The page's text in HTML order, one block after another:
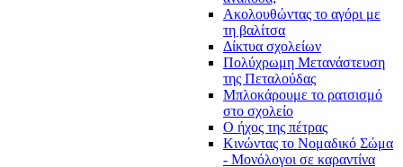
Ακολουθώντας το αγόρι με
τη βαλίτσα
Δίκτυα σχολείων
Πολύχρωμη Μετανάστευση
της Πεταλούδας
Μπλοκάρουμε το ρατσισμό
στο σχολείο
Ο ήχος της πέτρας
Κινώντας το Νομαδικό Σώμα
- Μονόλογοι σε καραντίνα